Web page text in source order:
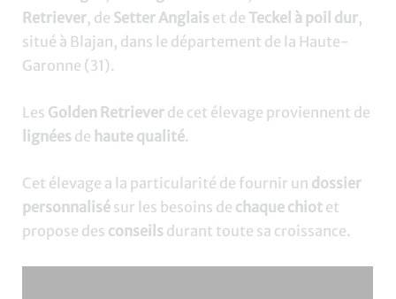
Retriever, de Setter Anglais et de Teckel à poil dur,
situé à Blajan, dans le département de la Haute-
Garonne (31).
Les Golden Retriever de cet élevage proviennent de
lignées de haute qualité.
Cet élevage a la particularité de fournir un dossier
personnalisé sur les besoins de chaque chiot et
propose des conseils durant toute sa croissance.